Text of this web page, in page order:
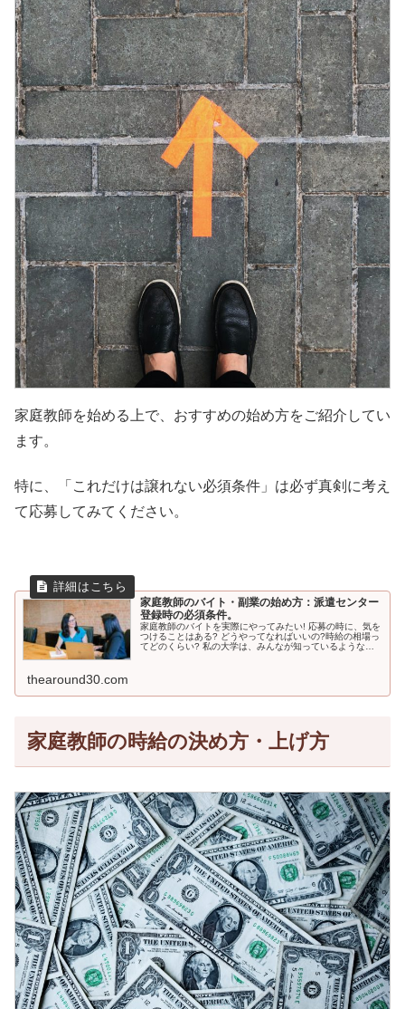
家庭教師を始める上で、おすすめの始め方をご紹介してい
ます。
特に、「これだけは譲れない必須条件」は必ず真剣に考え
て応募してみてください。
家庭教師のバイト・副業の始め方：派遣センター
登録時の必須条件。
家庭教師のバイトを実際にやってみたい! 応募の時に、気を
つけることはある? どうやってなればいいの?時給の相場っ
てどのくらい? 私の大学は、みんなが知っているようなと
thearound30.com
家庭教師の時給の決め方・上げ方